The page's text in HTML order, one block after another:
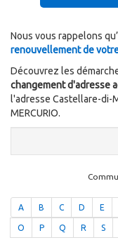
Nous vous rappelons
renouvellement de
Découvrez les
changement d'adresse
l'adresse Castellare-di-
MERCURIO.
A B C D E
O P Q R S